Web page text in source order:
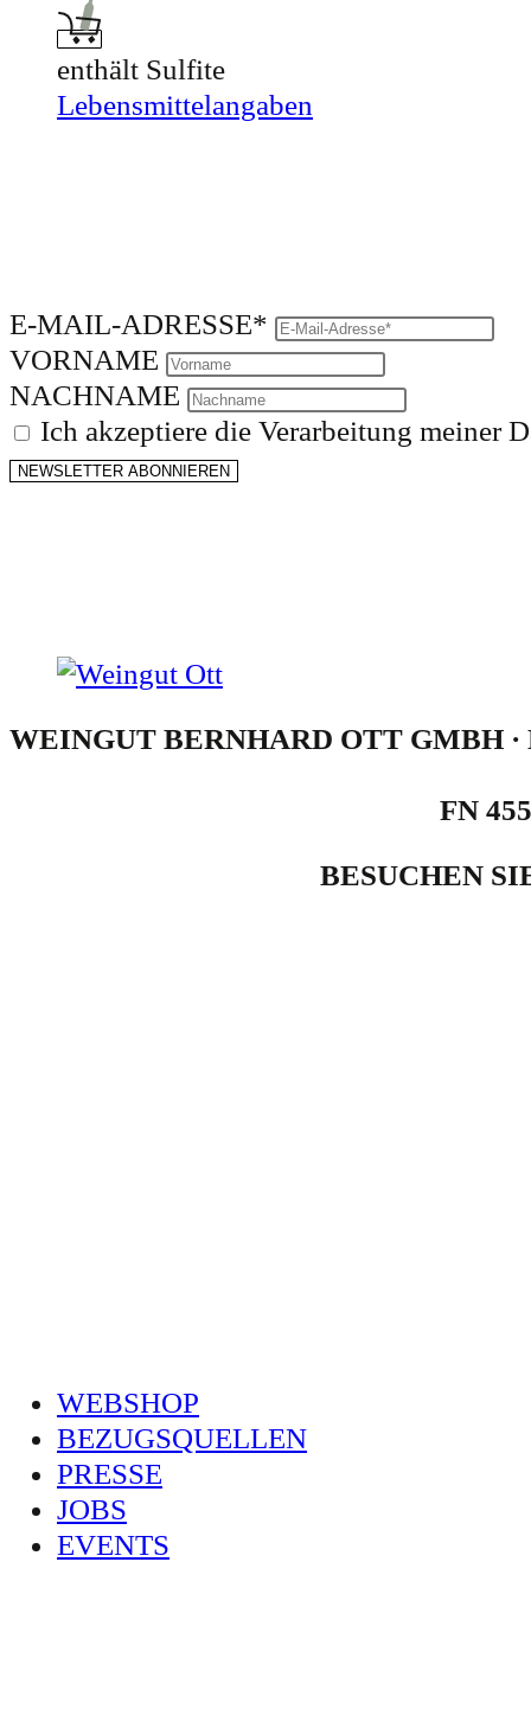
enthält Sulfite
Lebensmittelangaben
E-MAIL-ADRESSE*
VORNAME
NACHNAME
Ich akzeptiere die Verarbeitung meiner
NEWSLETTER ABONNIEREN
WEINGUT BERNHARD OTT GMBH ·
FN
BESUCHEN
WEBSHOP
BEZUGSQUELLEN
PRESSE
JOBS
EVENTS